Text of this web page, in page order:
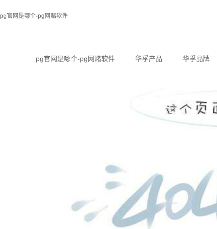
pg官网是哪个-pg网赌软件
pg官网是哪个-pg网赌软件 华孚产品 华孚品牌